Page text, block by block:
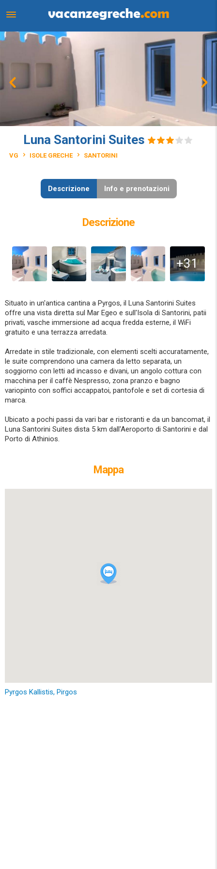
Luna Santorini Suites
VG ISOLE GRECHE SANTORINI
Descrizione Info e prenotazioni
Descrizione
+31
Situato in un'antica cantina a Pyrgos, il Luna Santorini Suites
offre una vista diretta sul Mar Egeo e sull'Isola di Santorini, patii
privati, vasche immersione ad acqua fredda esterne, il WiFi
gratuito e una terrazza arredata.
Arredate in stile tradizionale, con elementi scelti accuratamente,
le suite comprendono una camera da letto separata, un
soggiorno con letti ad incasso e divani, un angolo cottura con
macchina per il caffè Nespresso, zona pranzo e bagno
variopinto con soffici accappatoi, pantofole e set di cortesia di
marca.
Ubicato a pochi passi da vari bar e ristoranti e da un bancomat, il
Luna Santorini Suites dista 5 km dall'Aeroporto di Santorini e dal
Porto di Athinios.
Mappa
Pyrgos Kallistis, Pirgos